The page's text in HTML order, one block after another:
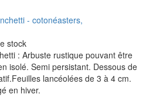
stock
: Arbuste rustique pouvant être
isolé. Semi persistant. Dessous de
lancéolées de 3 à 4 cm.
en hiver.